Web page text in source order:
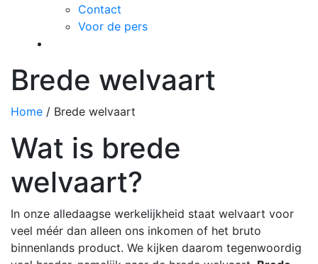
Contact
Voor de pers
Brede welvaart
Home / Brede welvaart
Wat is brede
welvaart?
In onze alledaagse werkelijkheid staat welvaart voor
veel méér dan alleen ons inkomen of het bruto
binnenlands product. We kijken daarom tegenwoordig